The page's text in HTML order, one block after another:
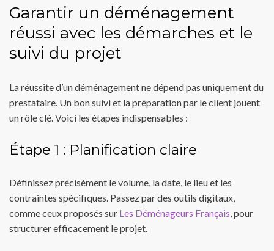
Garantir un déménagement
réussi avec les démarches et le
suivi du projet
La réussite d’un déménagement ne dépend pas uniquement du
prestataire. Un bon suivi et la préparation par le client jouent
un rôle clé. Voici les étapes indispensables :
Étape 1 : Planification claire
Définissez précisément le volume, la date, le lieu et les
contraintes spécifiques. Passez par des outils digitaux,
comme ceux proposés sur Les Déménageurs Français, pour
structurer efficacement le projet.